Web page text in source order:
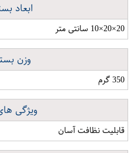
ابعاد
20×20×10 سانتی متر
وزن
350 گرم
ویژگی
قابلیت نظافت آسان